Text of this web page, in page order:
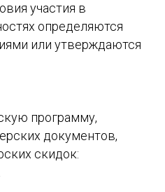
участия в
определяются
или утверждаются
программу,
документов,
скидок: